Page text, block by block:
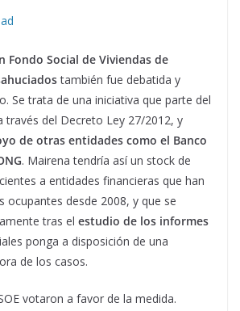
Fondo Social de Viviendas de
también fue debatida y
Se trata de una iniciativa que parte del
través del Decreto Ley 27/2012, y
de otras entidades como el Banco
. Mairena tendría así un stock de
a entidades financieras que han
ocupantes desde 2008, y que se
tras el estudio de los informes
ponga a disposición de una
de los casos.
votaron a favor de la medida.